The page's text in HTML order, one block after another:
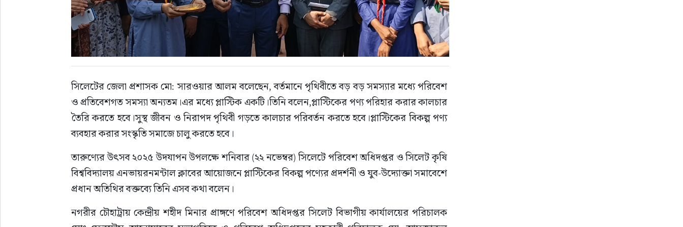
সিলেটের জেলা প্রশাসক মো: সারওয়ার আলম বলেছেন, বর্তমানে পৃথিবীতে বড় বড় সমস্যার মধ্যে পরিবেশ
ও প্রতিবেশগত সমস্যা অন্যতম।এর মধ্যে প্লাস্টিক একটি।তিনি বলেন,প্লাস্টিকের পণ্য পরিহার করার কালচার
তৈরি করতে হবে।সুস্থ জীবন ও নিরাপদ পৃথিবী গড়তে কালচার পরিবর্তন করতে হবে।প্লাস্টিকের বিকল্প পণ্য
ব্যবহার করার সংস্কৃতি সমাজে চালু করতে হবে।
তারুণ্যের উৎসব ২০২৫ উদযাপন উপলক্ষে শনিবার (২২ নভেম্বর) সিলেটে পরিবেশ অধিদপ্তর ও সিলেট কৃষি
বিশ্ববিদ্যালয় এনভায়রনমন্টাল ক্লাবের আয়োজনে প্লাস্টিকের বিকল্প পণ্যের প্রদর্শনী ও যুব-উদ্যোক্তা সমাবেশে
প্রধান অতিথির বক্তব্যে তিনি এসব কথা বলেন।
নগরীর চৌহাট্রায় কেন্দ্রীয় শহীদ মিনার প্রাঙ্গণে পরিবেশ অধিদপ্তর সিলেট বিভাগীয় কার্যালয়ের পরিচালক